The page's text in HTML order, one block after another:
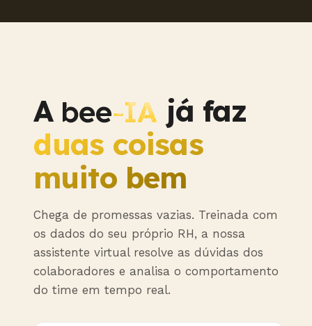
A
já faz
duas coisas
muito bem
Chega de promessas vazias. Treinada com
os dados do seu próprio RH, a nossa
assistente virtual resolve as dúvidas dos
colaboradores e analisa o comportamento
do time em tempo real.